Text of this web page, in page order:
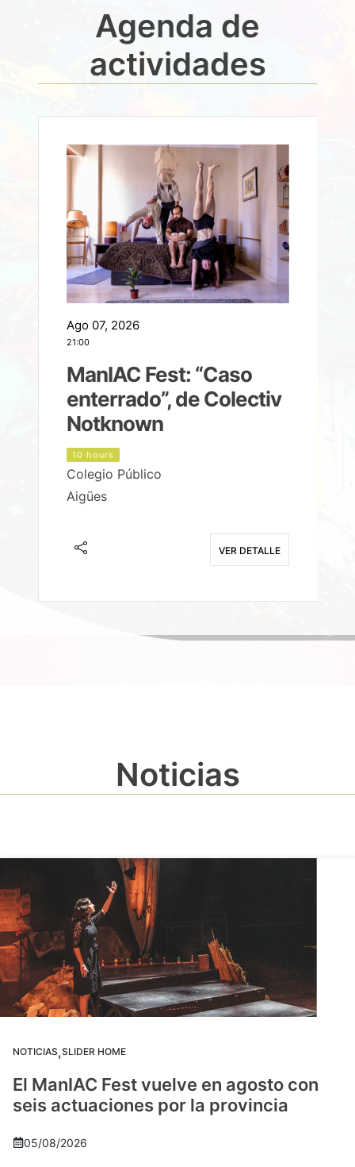
Agenda de
actividades
Ago 07, 2026
21:00
ManIAC Fest: “Caso
enterrado”, de Colectiv
Notknown
10 hours
Colegio Público
Aigües
VER DETALLE
Noticias
NOTICIAS,SLIDER HOME
El ManIAC Fest vuelve en agosto con
seis actuaciones por la provincia
05/08/2026